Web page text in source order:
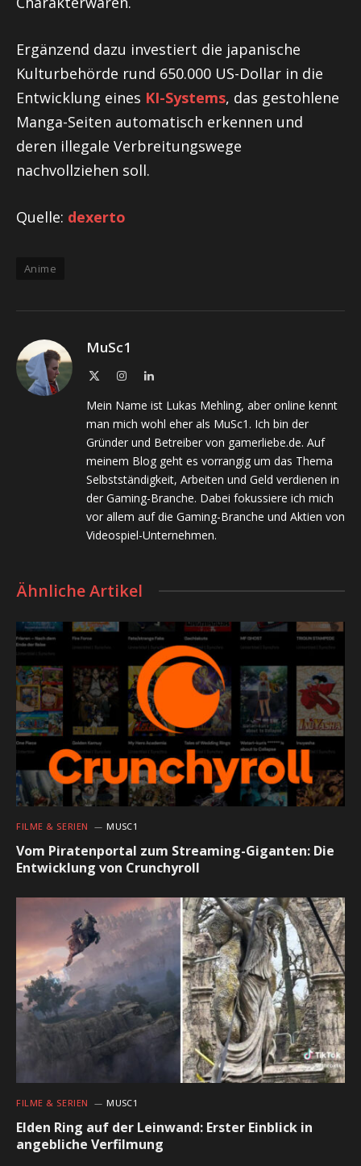
Ergänzend dazu investiert die japanische
Kulturbehörde rund 650.000 US-Dollar in die
Entwicklung eines KI-Systems, das gestohlene
Manga-Seiten automatisch erkennen und
deren illegale Verbreitungswege
nachvollziehen soll.
Quelle: dexerto
Anime
MuSc1
InstagramLinkedIn
Mein Name ist Lukas Mehling, aber online kennt
man mich wohl eher als MuSc1. Ich bin der
Gründer und Betreiber von gamerliebe.de. Auf
meinem Blog geht es vorrangig um das Thema
Selbstständigkeit, Arbeiten und Geld verdienen in
der Gaming-Branche. Dabei fokussiere ich mich
vor allem auf die Gaming-Branche und Aktien von
Videospiel-Unternehmen.
Ähnliche Artikel
FILME & SERIEN MUSC1
Vom Piratenportal zum Streaming-Giganten: Die
Entwicklung von Crunchyroll
FILME & SERIEN MUSC1
Elden Ring auf der Leinwand: Erster Einblick in
angebliche Verfilmung